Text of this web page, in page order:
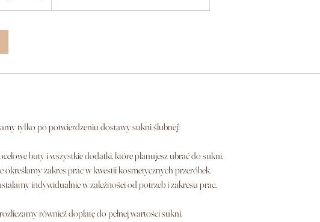
tylko po potwierdzeniu dostawy sukni ślubnej!
buty i wszystkie dodatki, które planujesz ubrać do sukni.
określamy zakres prac w kwestii kosmetycznych przeróbek.
indywidualnie w zależności od potrzeb i zakresu prac.
również dopłatę do pełnej wartości sukni.